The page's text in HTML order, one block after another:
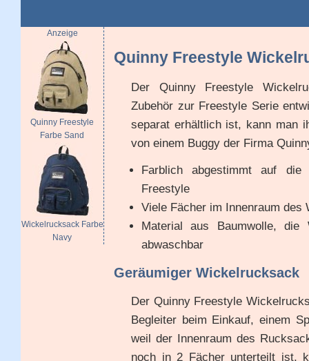
Quinny Freestyle
Der Quinny Freestyle
Zubehör zur Freestyle Serie
separat erhältlich ist, kann man
von einem Buggy der Firma
Farblich abgestimmt auf
Freestyle
Viele Fächer im Innenraum des
Material aus Baumwolle, die
abwaschbar
Geräumiger Wickelrucksack
Der Quinny Freestyle
Begleiter beim Einkauf, einem
weil der Innenraum des
noch in 2 Fächer unterteilt ist,
Anzeige
Quinny Freestyle
Farbe Sand
Wickelrucksack Farbe
Navy